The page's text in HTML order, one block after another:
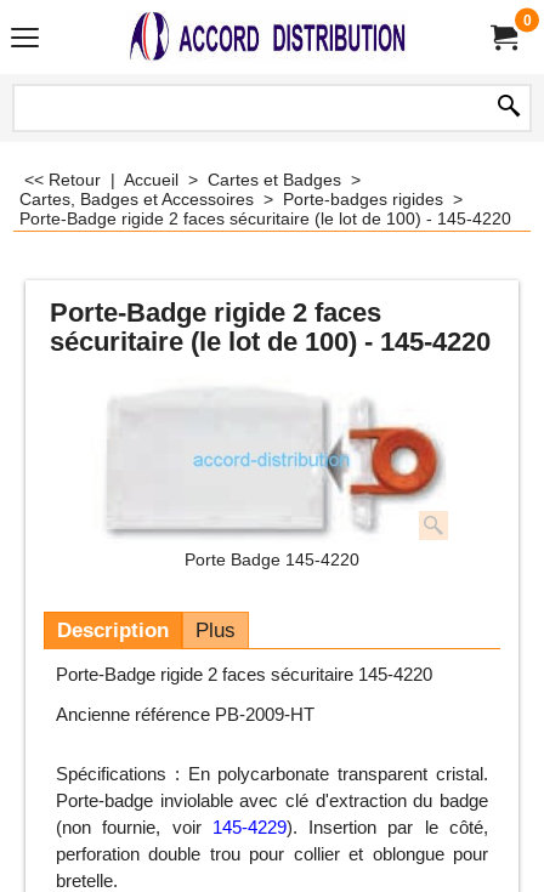
0
<< Retour | Accueil > Cartes et Badges >
Cartes, Badges et Accessoires > Porte-badges rigides >
Porte-Badge rigide 2 faces sécuritaire (le lot de 100) - 145-4220
Porte-Badge rigide 2 faces
sécuritaire (le lot de 100) - 145-4220
Porte Badge 145-4220
Description Plus
Porte-Badge rigide 2 faces sécuritaire 145-4220
Ancienne référence PB-2009-HT
Spécifications : En polycarbonate transparent cristal.
Porte-badge inviolable avec clé d'extraction du badge
(non fournie, voir 145-4229). Insertion par le côté,
perforation double trou pour collier et oblongue pour
bretelle.